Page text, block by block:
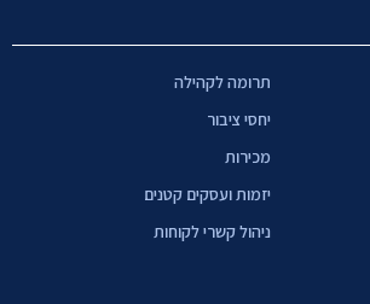
תרומה לקהילה
יחסי ציבור
מכירות
יזמות ועסקים קטנים
ניהול קשרי לקוחות